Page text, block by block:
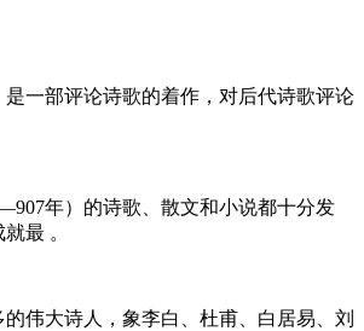
是一部评论诗歌的着作，对后代诗歌评论
年）的诗歌、散文和小说都十分发
最 。
伟大诗人，象李白、杜甫、白居易、刘